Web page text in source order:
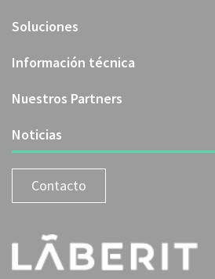
Soluciones
Información técnica
Nuestros Partners
Noticias
Contacto